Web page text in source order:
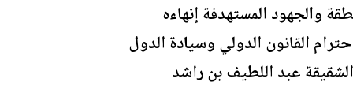
والجهود المستهدفة إنهاءه
القانون الدولي وسيادة الدول
عبد اللطيف بن راشد